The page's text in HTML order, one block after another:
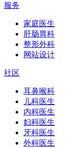
服务
家庭医生
肝肠胃科
整形外科
网站设计
社区
耳鼻喉科
儿科医生
内科医生
妇科医生
牙科医生
外科医生